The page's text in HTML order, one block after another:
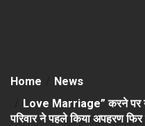
Home
News
Love Marriage” करने पर
परिवार ने पहले किया अपहरण